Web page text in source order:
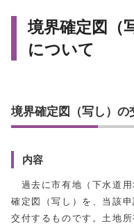
境界確定図（
について
境界確定図（写し）の
内容
過去に市有地（下水道用
確定図（写し）を、当該
交付するものです。土地